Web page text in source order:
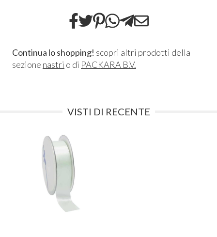
Continua lo shopping! scopri altri prodotti della
sezione nastri o di PACKARA B.V.
VISTI DI RECENTE